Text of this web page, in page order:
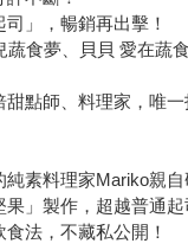
」，暢銷再出擊！
食夢、貝貝 愛在蔬食
點師、料理家，唯
純素料理家Mariko親自
」製作，超越普通起
法，不藏私公開！